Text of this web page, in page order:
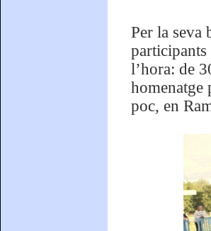
Per la seva
participants
l’hora: de
homenatge
poc, en